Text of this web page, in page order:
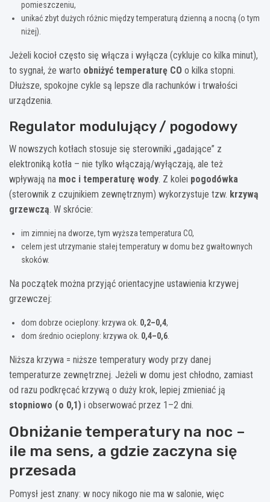
pomieszczeniu,
unikać zbyt dużych różnic między temperaturą dzienną a nocną (o tym
niżej).
Jeżeli kocioł często się włącza i wyłącza (cykluje co kilka minut),
to sygnał, że warto obniżyć temperaturę CO o kilka stopni.
Dłuższe, spokojne cykle są lepsze dla rachunków i trwałości
urządzenia.
Regulator modulujący / pogodowy
W nowszych kotłach stosuje się sterowniki „gadające” z
elektroniką kotła – nie tylko włączają/wyłączają, ale też
wpływają na moc i temperaturę wody. Z kolei pogodówka
(sterownik z czujnikiem zewnętrznym) wykorzystuje tzw. krzywą
grzewczą. W skrócie:
im zimniej na dworze, tym wyższa temperatura CO,
celem jest utrzymanie stałej temperatury w domu bez gwałtownych
skoków.
Na początek można przyjąć orientacyjne ustawienia krzywej
grzewczej:
dom dobrze ocieplony: krzywa ok. 0,2–0,4,
dom średnio ocieplony: krzywa ok. 0,4–0,6
Niższa krzywa = niższe temperatury wody przy danej
temperaturze zewnętrznej. Jeżeli w domu jest chłodno, zamiast
od razu podkręcać krzywą o duży krok, lepiej zmieniać ją
stopniowo (o 0,1) i obserwować przez 1–2 dni.
Obniżanie temperatury na noc –
ile ma sens, a gdzie zaczyna się
przesada
Pomysł jest znany: w nocy nikogo nie ma w salonie, więc